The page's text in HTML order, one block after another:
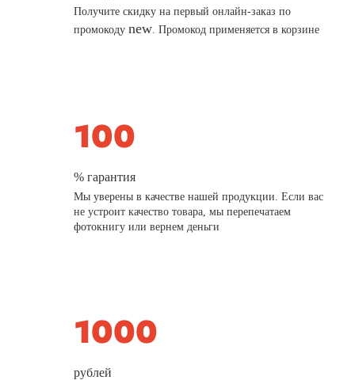
Получите скидку на первый онлайн-заказ по
промокодуnew. Промокод применяется в корзине
% гарантия
Мы уверены в качестве нашей продукции. Если вас
не устроит качество товара, мы перепечатаем
фотокнигу или вернем деньги
рублей